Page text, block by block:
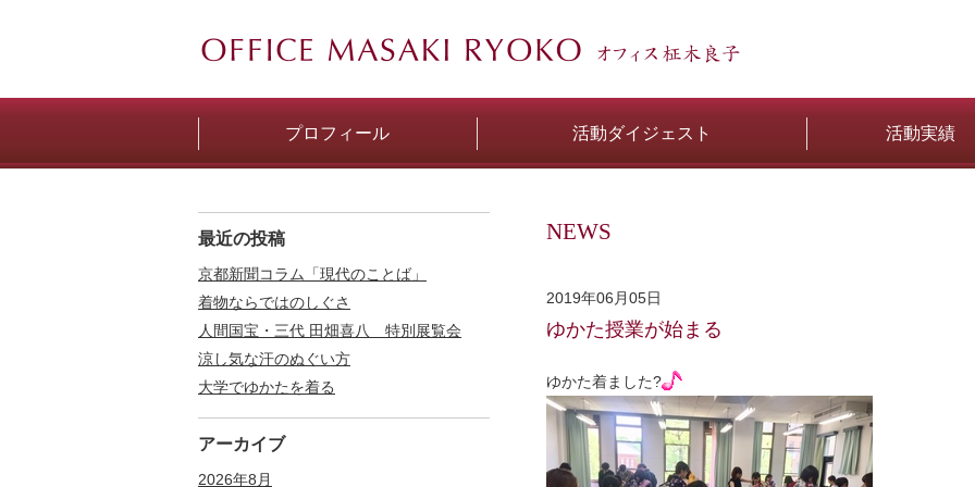
プロフィール 活動ダイジェスト 活動実績
NEWS
2019年06月05日
ゆかた授業が始まる
ゆかた着ました?
最近の投稿
京都新聞コラム「現代のことば」
着物ならではのしぐさ
人間国宝・三代 田畑喜八 特別展覧会
涼し気な汗のぬぐい方
大学でゆかたを着る
アーカイブ
2026年8月